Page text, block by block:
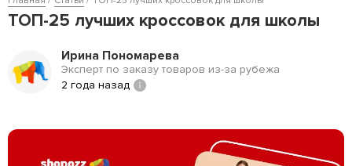
ТОП-25 лучших кроссовок для школы
Ирина Пономарева
Эксперт по заказу товаров из-за рубежа
2 года назад